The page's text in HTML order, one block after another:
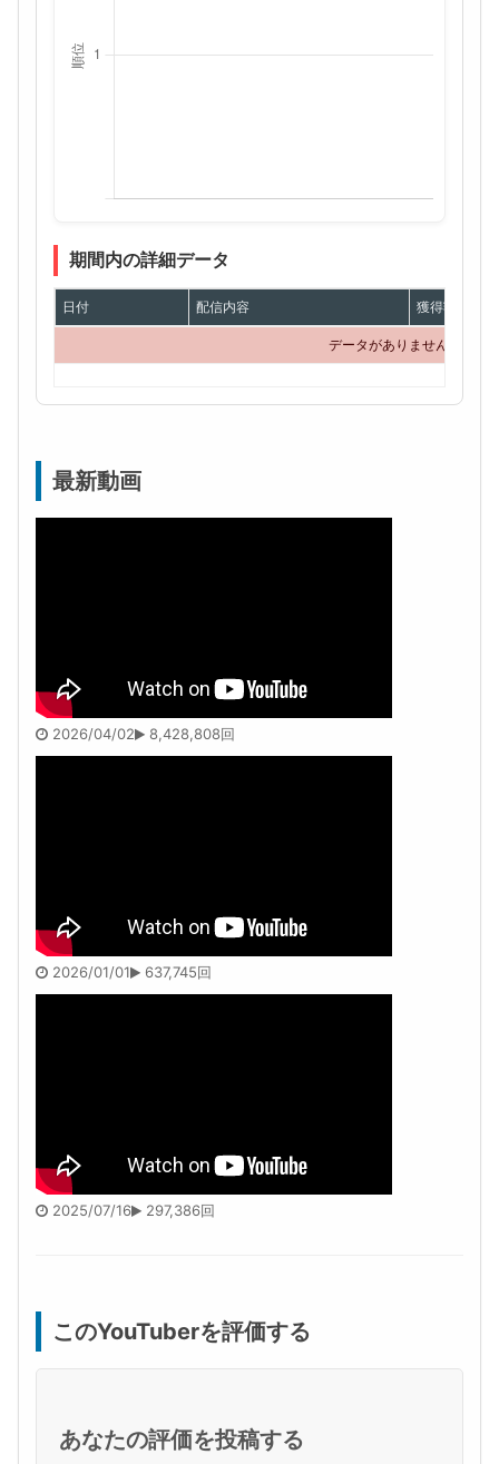
期間内の詳細データ
日付 配信内容 獲得額
データがありません
最新動画
2026/04/02 8,428,808回
2026/01/01 637,745回
2025/07/16 297,386回
このYouTuberを評価する
あなたの評価を投稿する